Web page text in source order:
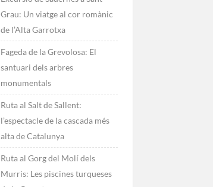
Grau: Un viatge al cor romànic
de l’Alta Garrotxa
Fageda de la Grevolosa: El
santuari dels arbres
monumentals
Ruta al Salt de Sallent:
l’espectacle de la cascada més
alta de Catalunya
Ruta al Gorg del Molí dels
Murris: Les piscines turqueses